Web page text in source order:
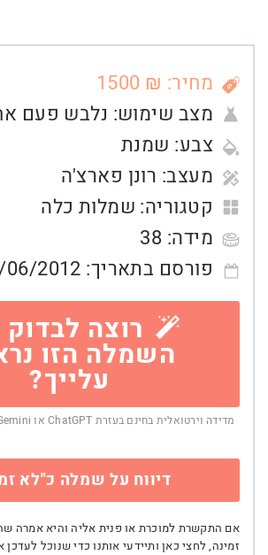
מחיר: ₪ 1500
מצב שימוש: נלבש פעם
צבע: שמנת
מעצב: רונן פארצ'ה
קטגוריה: שמלות כלה
מידה: 38
פורסם בתאריך: 06/2012
רוצה לבדוק
השמלה הזו
עלייך?
מדידה וירטואלית בחינם בעזרת ChatGPT או Gemini — בלי לצאת מהבית
דיווח על שמלה כ"לא
אם התקשרת למוכרת או פנית אליה והיא אמרה
זמינה, לחצי כאן ותיידעי אותנו כדי שנוכל